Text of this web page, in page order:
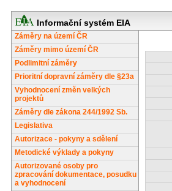
Informační systém EIA
Záměry na území ČR
Záměry mimo území ČR
Podlimitní záměry
Prioritní dopravní záměry dle §23a
Vyhodnocení změn velkých
projektů
Záměry dle zákona 244/1992 Sb.
Legislativa
Autorizace - pokyny a sdělení
Metodické výklady a pokyny
Autorizované osoby pro
zpracování dokumentace, posudku
a vyhodnocení